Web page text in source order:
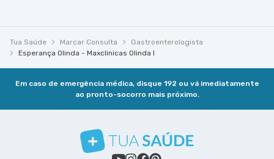
Tua Saúde Marcar Consulta
Gastroenterologista
Esperança Olinda - Maxclinicas Olinda I
Em caso de emergência médica, disque 192 ou vá imediatamente
ao pronto-socorro mais próximo.